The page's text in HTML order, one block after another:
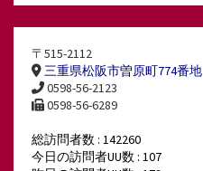
〒515-2112
三重県松阪市曽原町774番地
0598-56-2123
0598-56-6289
総訪問者数 : 142260
今日の訪問者UU数 : 107